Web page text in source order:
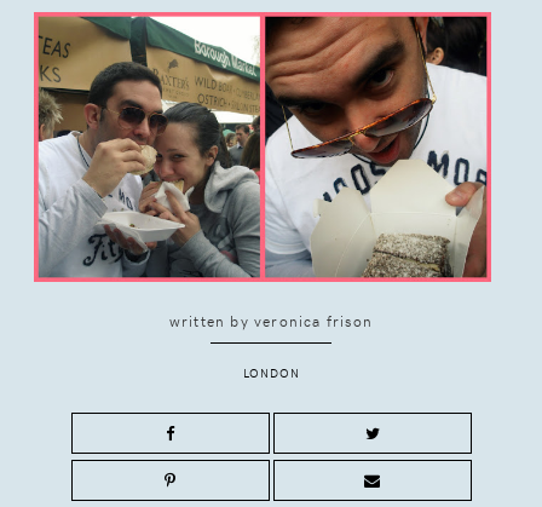
written byveronica frison
LONDON